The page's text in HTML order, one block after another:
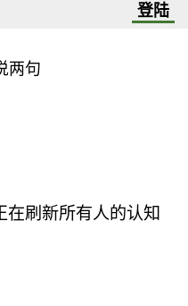
登陆
两句
刷新所有人的认知